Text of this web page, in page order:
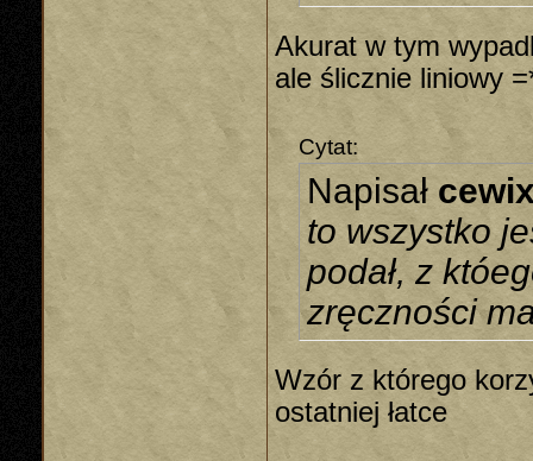
Akurat w tym
ale ślicznie liniowy
Cytat:
Napisał
to wszystko
podał, z
zręczności
Wzór z którego
ostatniej łatce